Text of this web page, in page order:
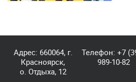
Адрес: 660064, г.
Красноярск,
о. Отдыха, 12
Телефон:+7
989-10-82